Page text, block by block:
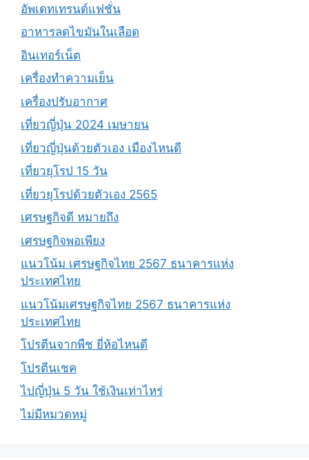
อัพเดทเทรนด์แฟชั่น
อาหารลดไขมันในเลือด
อินเทอร์เน็ต
เครื่องทำความเย็น
เครื่องปรับอากาศ
เที่ยวญี่ปุ่น 2024 เมษายน
เที่ยวญี่ปุ่นด้วยตัวเอง เมืองไหนดี
เที่ยวยุโรป 15 วัน
เที่ยวยุโรปด้วยตัวเอง 2565
เศรษฐกิจดี หมายถึง
เศรษฐกิจพอเพียง
แนวโน้ม เศรษฐกิจไทย 2567 ธนาคารแห่ง
ประเทศไทย
แนวโน้มเศรษฐกิจไทย 2567 ธนาคารแห่ง
ประเทศไทย
โปรตีนจากพืช ยี่ห้อไหนดี
โปรตีนเชค
ไปญี่ปุ่น 5 วัน ใช้เงินเท่าไหร่
ไม่มีหมวดหมู่